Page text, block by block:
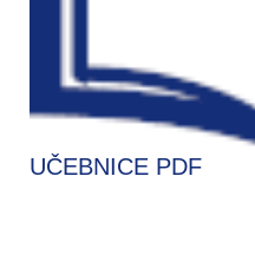
UČEBNICE PDF